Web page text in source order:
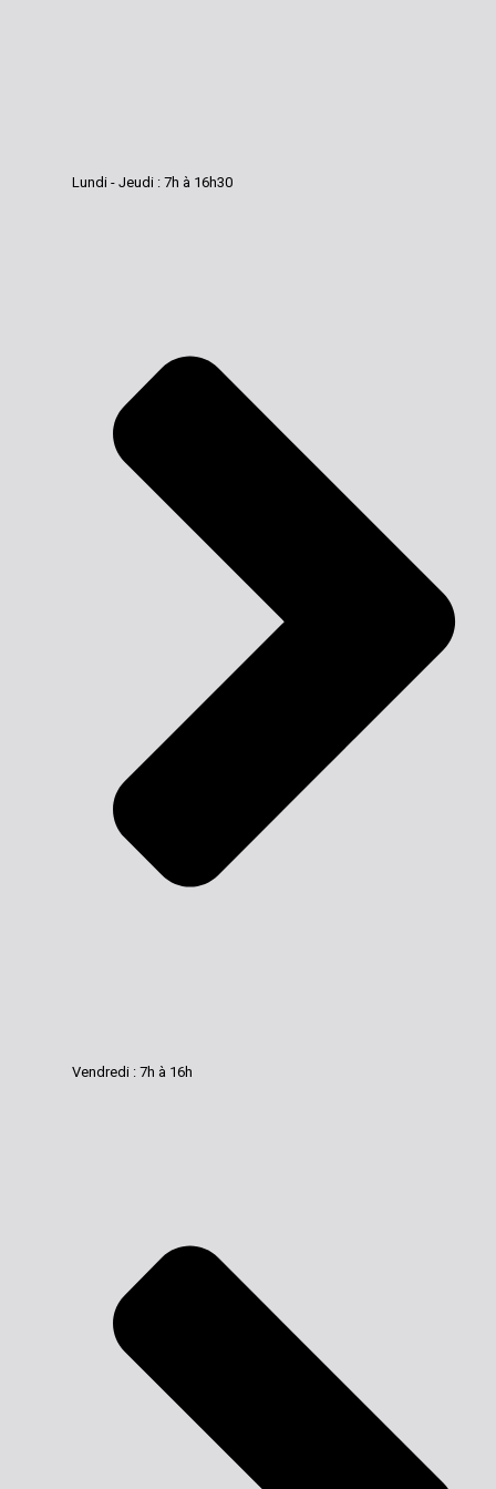
Lundi - Jeudi : 7h à 16h30
Vendredi : 7h à 16h